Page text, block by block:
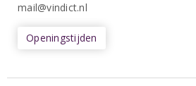
mail@vindict.nl
Openingstijden